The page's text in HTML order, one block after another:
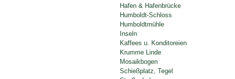
Hafen & Hafenbrücke
Humboldt-Schloss
Humboldtmühle
Inseln
Kaffees u. Konditoreien
Krumme Linde
Mosaikbogen
Schießplatz, Tegel